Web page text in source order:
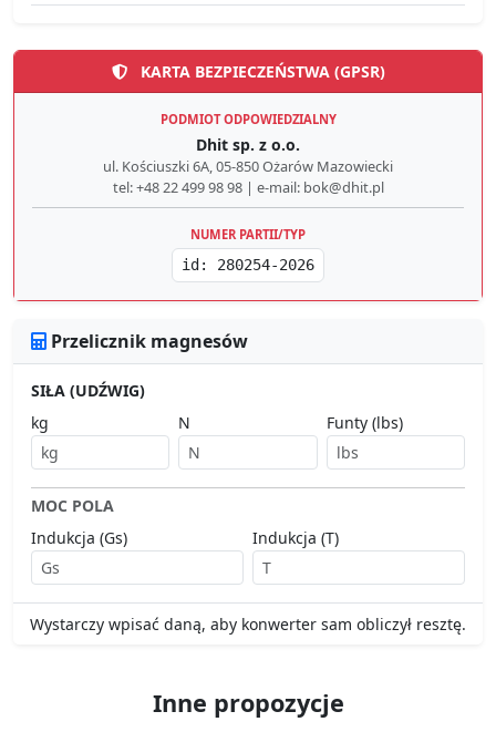
KARTA BEZPIECZEŃSTWA (GPSR)
PODMIOT ODPOWIEDZIALNY
Dhit sp. z o.o.
ul. Kościuszki 6A, 05-850 Ożarów Mazowiecki
tel: +48 22 499 98 98 | e-mail: bok@dhit.pl
NUMER PARTII/TYP
id: 280254-2026
Przelicznik magnesów
SIŁA (UDŹWIG)
kg
N Funty (lbs)
MOC POLA
Indukcja (Gs)
Indukcja (T)
Wystarczy wpisać daną, aby konwerter sam obliczył resztę.
Inne propozycje